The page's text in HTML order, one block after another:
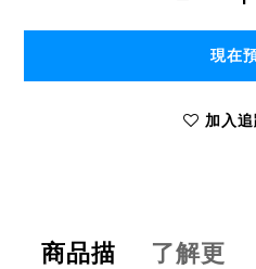
現在
加入
商品描
了解更